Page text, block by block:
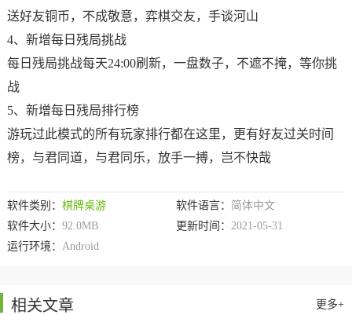
送好友铜币，不成敬意，弈棋交友，手谈河山
4、新增每日残局挑战
每日残局挑战每天24:00刷新，一盘数子，不遮不掩，等你挑
战
5、新增每日残局排行榜
游玩过此模式的所有玩家排行都在这里，更有好友过关时间
榜，与君同道，与君同乐，放手一搏，岂不快哉
软件类别： 棋牌桌游 软件语言： 简体中文
软件大小： 92.0MB 更新时间： 2021-05-31
运行环境： Android
相关文章 更多+